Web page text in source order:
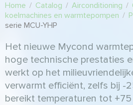
Home / Catalog / Airconditioning /
koelmachines en warmtepompen /
serie MCU-YHP
Het nieuwe Mycond
hoge technische prestaties
werkt op het
verwarmt efficiënt, zelfs bij -
bereikt temperaturen tot